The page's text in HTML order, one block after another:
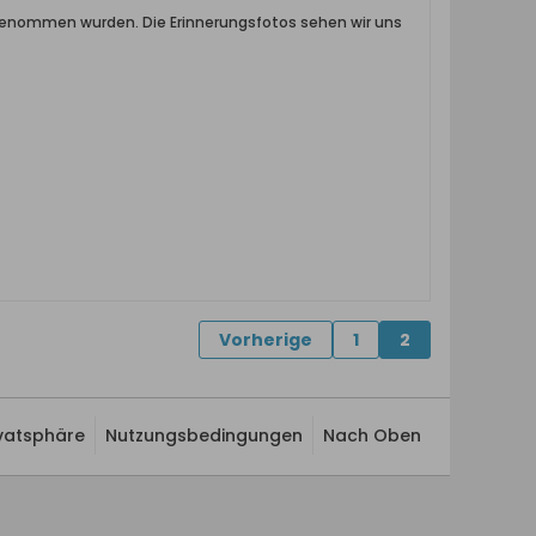
wurden. Die Erinnerungsfotos sehen wir uns
Vorherige 1 2
Nutzungsbedingungen Nach Oben